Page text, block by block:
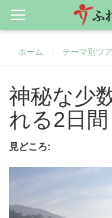
ホーム / テーマ別ツ
神秘な少
れる2日間
見どころ: